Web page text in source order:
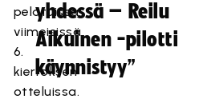
pelatuissa
viimeisissä
6.
kierroksen
otteluissa.
yhdessä – Reilu
Aikuinen -pilotti
käynnistyy”